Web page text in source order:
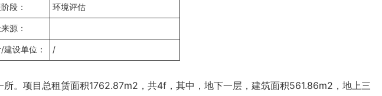
段： 环境评估
源：
建设单位： /
。项目总租赁面积1762.87m2，共4f，其中，地下一层，建筑面积561.86m2，地上三